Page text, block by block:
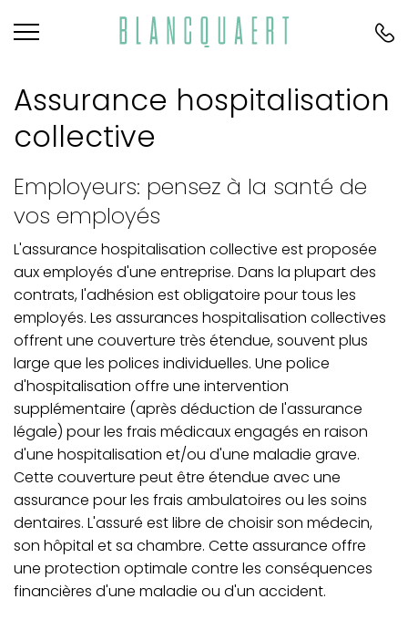
Assurance hospitalisation
collective
Employeurs: pensez à la santé de
vos employés
L'assurance hospitalisation collective est proposée
aux employés d'une entreprise. Dans la plupart des
contrats, l'adhésion est obligatoire pour tous les
employés. Les assurances hospitalisation collectives
offrent une couverture très étendue, souvent plus
large que les polices individuelles. Une police
d'hospitalisation offre une intervention
supplémentaire (après déduction de l'assurance
légale) pour les frais médicaux engagés en raison
d'une hospitalisation et/ou d'une maladie grave.
Cette couverture peut être étendue avec une
assurance pour les frais ambulatoires ou les soins
dentaires. L'assuré est libre de choisir son médecin,
son hôpital et sa chambre. Cette assurance offre
une protection optimale contre les conséquences
financières d'une maladie ou d'un accident.